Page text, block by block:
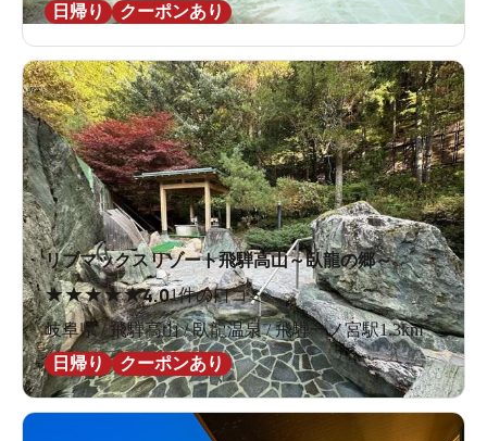
日帰り
クーポンあり
リブマックスリゾート飛騨高山～臥龍の郷～
★★★★★4.01件の口コミ
岐阜県 / 飛騨高山 / 臥龍温泉 / 飛騨一ノ宮駅1.3km
日帰り
クーポンあり